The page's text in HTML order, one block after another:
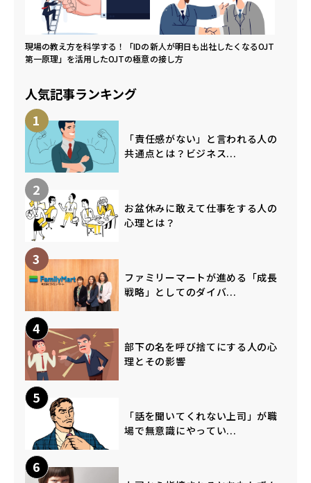
現場の教え方を科学する！「IDの
第一原理」を活用したOJTの極意
新人が明日も出社したくなるOJT
の接し方
人気記事ランキング
1
「責任感がない」と言われる人の
共通点とは？ビジネス...
2
お盆休みに敢えて仕事をする人の
心理とは？
3
ファミリーマートが進める「成長
戦略」としてのダイバ...
4
部下の名を呼び捨てにする人の心
理とその影響
5
「話を聞いてくれない上司」が職
場で無意識にやってい...
6